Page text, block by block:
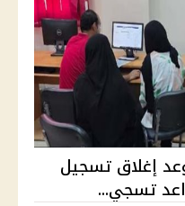
2026. موعد إغلاق تسجيل
تسجي...